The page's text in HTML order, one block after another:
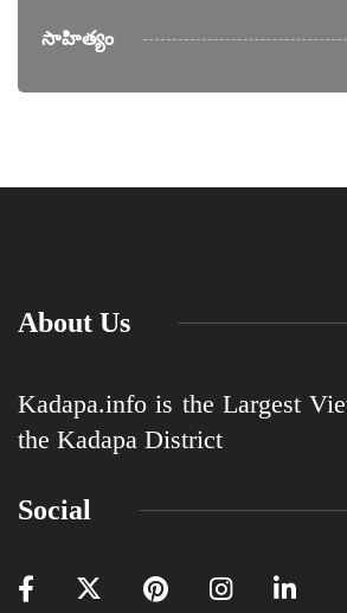
సాహిత్యం
About Us
Kadapa.info is the Largest
the Kadapa District
Social